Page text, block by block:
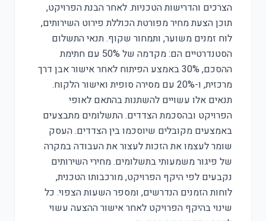
הצרכים והדרישות הטכניות. לאחר הבנת הפרויקט,
תוכן הצעת מחיר מפורטת הכוללת פירוט השירותים,
לוח זמנים משוער, ותמחור שקוף. תנאי התשלום
הסטנדרטיים הם: מקדמה של 50% עם חתימת
ההסכם, 30% באמצע הפיתוח לאחר אישור אבן דרך
מרכזית, ו-20% עם מסירה סופית ואישור הלקוח.
תנאים אלו עשויים להשתנות בהתאם לאופי
הפרויקט ובהסכמת הצדדים. התשלומים מתבצעים
באמצעים מקובלים שיוסכמו בין הצדדים. העסק
שומר לעצמו את הזכות לעצור את העבודה במקרה
של פיגור משמעותי בתשלומים. מחירי השירותים
נקבעים לפי היקף הפרויקט, מורכבותו הטכנית,
לוחות הזמנים הנדרשים, ומספר השעות הצפוי. כל
שינוי בהיקף הפרויקט לאחר אישור ההצעה עשוי